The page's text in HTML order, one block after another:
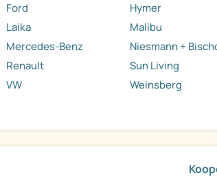
Ford
Hymer
Laika
Malibu
Mercedes-Benz
Niesmann +
Renault
Sun Living
VW Weinsberg